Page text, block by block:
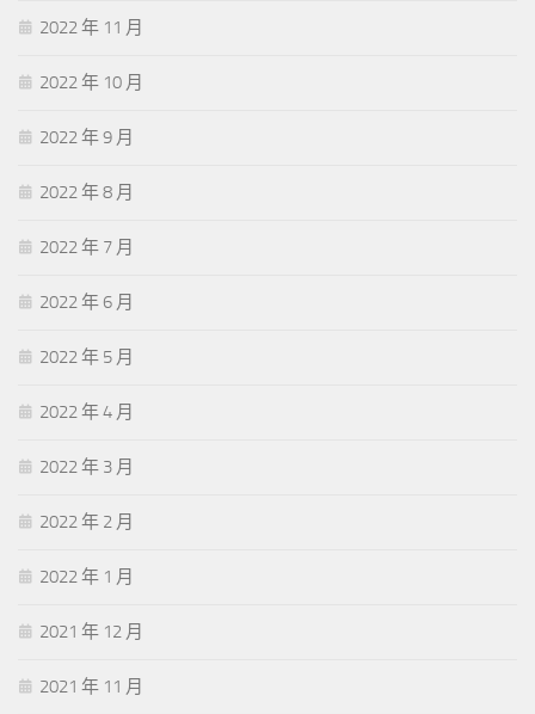
2022 年 11 月
2022 年 10 月
2022 年 9 月
2022 年 8 月
2022 年 7 月
2022 年 6 月
2022 年 5 月
2022 年 4 月
2022 年 3 月
2022 年 2 月
2022 年 1 月
2021 年 12 月
2021 年 11 月